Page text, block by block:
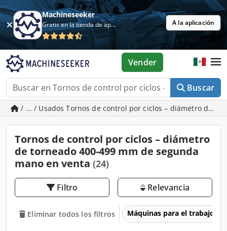
Machineseeker
Gratis en la tienda de aplicaciones A la aplicación
Buscar
Vender
/ ... / Usados Tornos de control por ciclos – diámetro de
Tornos de control por ciclos – diámetro
de torneado 400-499 mm de segunda
mano en venta (24)
Filtro Relevancia
Eliminar todos los filtros Máquinas para el trabajo